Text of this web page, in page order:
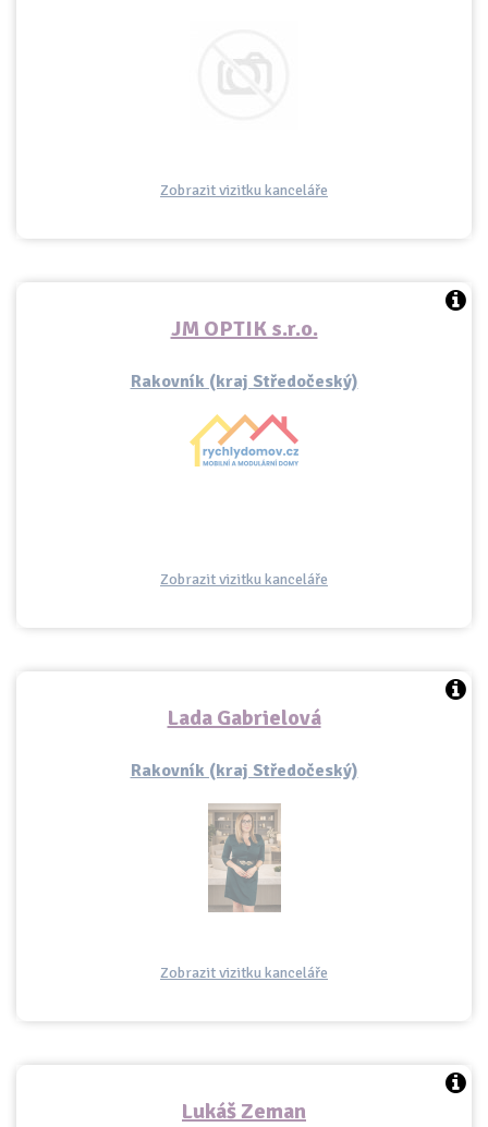
Zobrazit vizitku kanceláře
JM OPTIK s.r.o.
Rakovník (kraj Středočeský)
Zobrazit vizitku kanceláře
Lada Gabrielová
Rakovník (kraj Středočeský)
Zobrazit vizitku kanceláře
Lukáš Zeman